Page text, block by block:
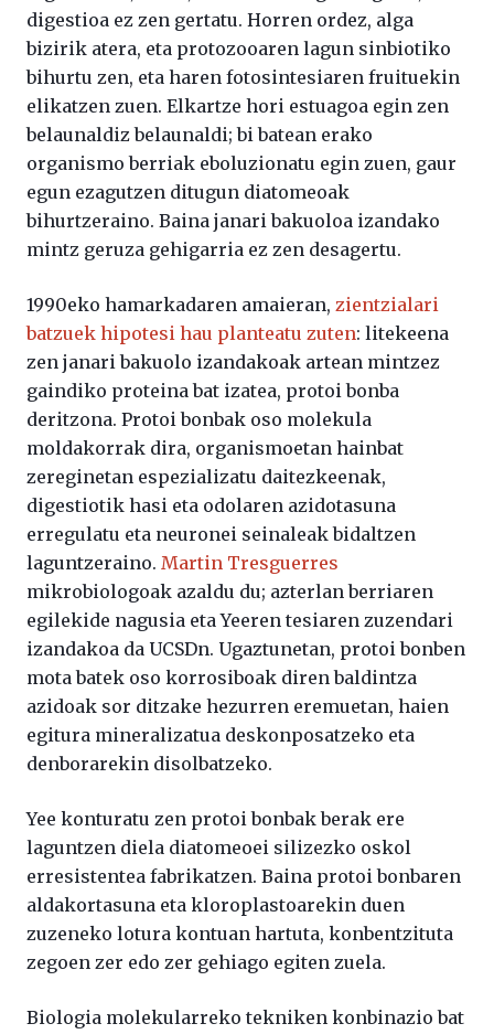
digestioa ez zen gertatu. Horren ordez, alga
bizirik atera, eta protozooaren lagun sinbiotiko
bihurtu zen, eta haren fotosintesiaren fruituekin
elikatzen zuen. Elkartze hori estuagoa egin zen
belaunaldiz belaunaldi; bi batean erako
organismo berriak eboluzionatu egin zuen, gaur
egun ezagutzen ditugun diatomeoak
bihurtzeraino. Baina janari bakuoloa izandako
mintz geruza gehigarria ez zen desagertu.
1990eko hamarkadaren amaieran, zientzialari
batzuek hipotesi hau planteatu zuten: litekeena
zen janari bakuolo izandakoak artean mintzez
gaindiko proteina bat izatea, protoi bonba
deritzona. Protoi bonbak oso molekula
moldakorrak dira, organismoetan hainbat
zereginetan espezializatu daitezkeenak,
digestiotik hasi eta odolaren azidotasuna
erregulatu eta neuronei seinaleak bidaltzen
laguntzeraino. Martin Tresguerres
mikrobiologoak azaldu du; azterlan berriaren
egilekide nagusia eta Yeeren tesiaren zuzendari
izandakoa da UCSDn. Ugaztunetan, protoi bonben
mota batek oso korrosiboak diren baldintza
azidoak sor ditzake hezurren eremuetan, haien
egitura mineralizatua deskonposatzeko eta
denborarekin disolbatzeko.
Yee konturatu zen protoi bonbak berak ere
laguntzen diela diatomeoei silizezko oskol
erresistentea fabrikatzen. Baina protoi bonbaren
aldakortasuna eta kloroplastoarekin duen
zuzeneko lotura kontuan hartuta, konbentzituta
zegoen zer edo zer gehiago egiten zuela.
Biologia molekularreko tekniken konbinazio bat